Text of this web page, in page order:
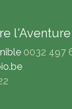
0032 497